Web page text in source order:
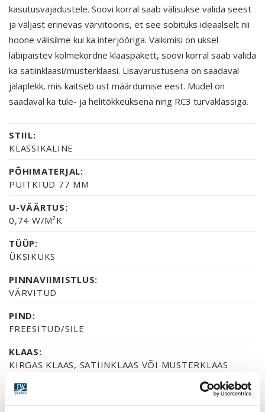
kasutusvajadustele. Soovi korral saab välisukse valida seest
ja väljast erinevas värvitoonis, et see sobituks ideaalselt nii
hoone välisilme kui ka interjööriga. Vaikimisi on uksel
läbipaistev kolmekordne klaaspakett, soovi korral saab valida
ka satiinklaasi/musterklaasi. Lisavarustusena on saadaval
jalaplekk, mis kaitseb ust määrdumise eest. Mudel on
saadaval ka tule- ja helitõkkeuksena ning RC3 turvaklassiga.
STIIL:
KLASSIKALINE
PÕHIMATERJAL:
PUITKIUD 77 MM
U-VÄÄRTUS:
0,74 W/M²K
TÜÜP:
ÜKSIKUKS
PINNAVIIMISTLUS:
VÄRVITUD
PIND:
FREESITUD/SILE
KLAAS:
KIRGAS KLAAS, SATIINKLAAS VÕI MUSTERKLAAS